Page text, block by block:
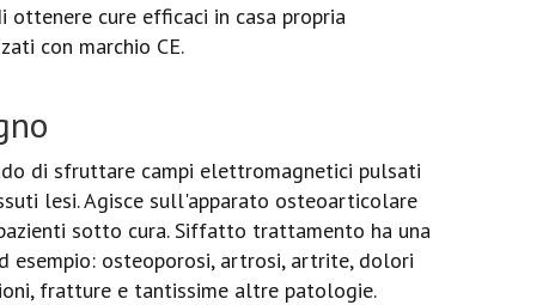
ottenere cure efficaci in casa propria
con marchio CE.
di sfruttare campi elettromagnetici pulsati
lesi. Agisce sull'apparato osteoarticolare
sotto cura. Siffatto trattamento ha una
esempio: osteoporosi, artrosi, artrite, dolori
fratture e tantissime altre patologie.